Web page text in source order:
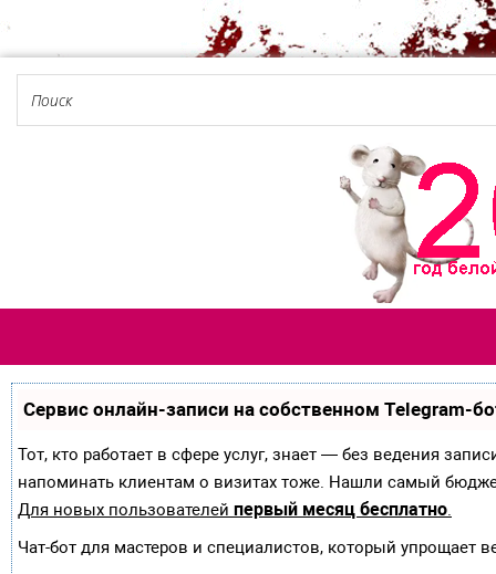
Сервис онлайн-записи на собственном Telegram-
Тот, кто работает в сфере услуг, знает — без ведения
напоминать клиентам о визитах тоже. Нашли самый
Для новых пользователей первый месяц бесплатно.
Чат-бот для мастеров и специалистов, который упрощает